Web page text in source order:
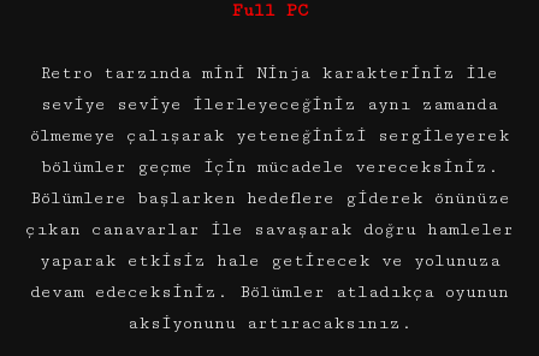
Full PC
Retro tarzında mini Ninja karakteriniz ile
seviye seviye ilerleyeceğiniz aynı zamanda
ölmemeye çalışarak yeteneğinizi sergileyerek
bölümler geçme için mücadele vereceksiniz.
Bölümlere başlarken hedeflere giderek önünüze
çıkan canavarlar ile savaşarak doğru hamleler
yaparak etkisiz hale getirecek ve yolunuza
devam edeceksiniz. Bölümler atladıkça oyunun
aksiyonunu artıracaksınız.